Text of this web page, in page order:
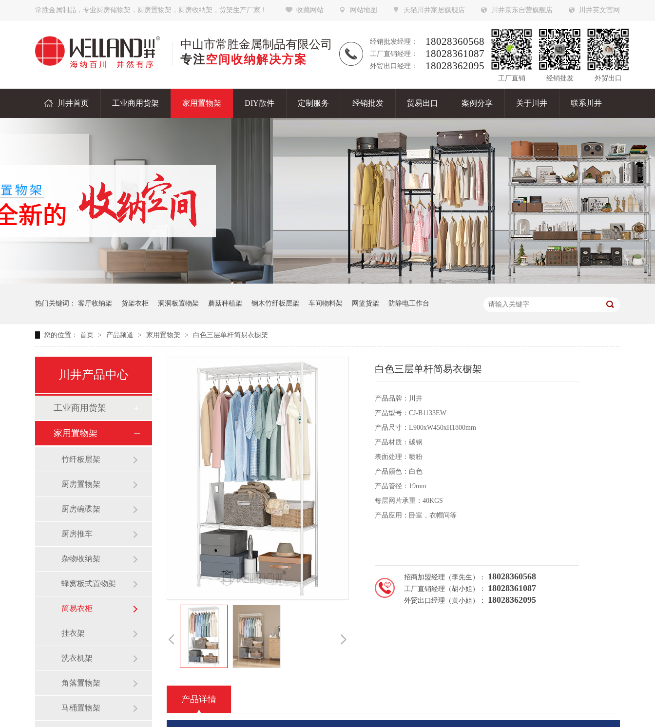
收藏网站 网站地图 天猫川井家居旗舰店 川井京东自营旗舰店 川井英文官网
常胜金属制品，专业厨房储物架，厨房置物架，厨房收纳架，货架生产厂家！
经销批发经理： 18028360568
工厂直销经理： 18028361087
外贸出口经理： 18028362095
中山市常胜金属制品有限公司
专注空间收纳解决方案
工厂直销 经销批发 外贸出口
川井首页 工业商用货架 家用置物架 DIY散件 定制服务 经销批发 贸易出口 案例分享 关于川井 联系川井
热门关键词： 客厅收纳架 货架衣柜 洞洞板置物架 蘑菇种植架 钢木竹纤板层架 车间物料架 网篮货架 防静电工作台
您的位置： 首页 > 产品频道 > 家用置物架 > 白色三层单杆简易衣橱架
川井产品中心
工业商用货架
家用置物架
竹纤板层架
厨房置物架
厨房碗碟架
厨房推车
杂物收纳架
蜂窝板式置物架
简易衣柜
挂衣架
洗衣机架
角落置物架
马桶置物架
白色三层单杆简易衣橱架
产品品牌：川井
产品型号：CJ-B1133EW
产品尺寸：L900xW450xH1800mm
产品材质：碳钢
表面处理：喷粉
产品颜色：白色
产品管径：19mm
每层网片承重：40KGS
产品应用：卧室，衣帽间等
招商加盟经理（李先生）： 18028360568
工厂直销经理（胡小姐）： 18028361087
外贸出口经理（黄小姐）： 18028362095
产品详情